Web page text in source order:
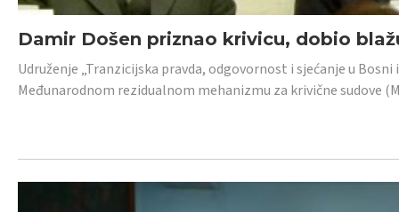
Damir Došen priznao krivicu, dobio
Udruženje „Tranzicijska pravda, odgovornost i sjećanje u
Međunarodnom rezidualnom mehanizmu za krivične sudove